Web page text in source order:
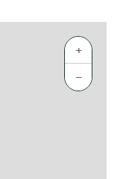
+
−